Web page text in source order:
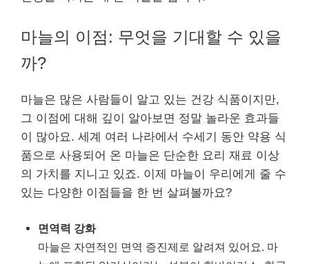
마늘의 이점: 무엇을 기대할 수 있을
까?
마늘은 많은 사람들이 알고 있는 건강 식품이지만,
그 이점에 대해 깊이 알아보면 정말 놀라운 효과들
이 많아요. 세계 여러 나라에서 수세기 동안 약용 식
품으로 사용되어 온 마늘은 단순한 요리 재료 이상
의 가치를 지니고 있죠. 이제 마늘이 우리에게 줄 수
있는 다양한 이점들을 한 번 살펴볼까요?
면역력 강화
마늘은 자연적인 면역 증진제로 알려져 있어요. 마